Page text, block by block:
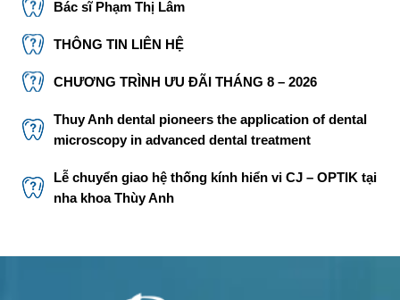
Bác sĩ Phạm Thị Lâm
THÔNG TIN LIÊN HỆ
CHƯƠNG TRÌNH ƯU ĐÃI THÁNG 8 – 2026
Thuy Anh dental pioneers the application of dental
microscopy in advanced dental treatment
Lễ chuyển giao hệ thống kính hiển vi CJ – OPTIK tại
nha khoa Thùy Anh